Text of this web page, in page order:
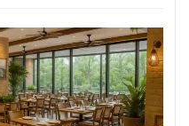
Melhores
Restaurantes
em
São
Paulo: